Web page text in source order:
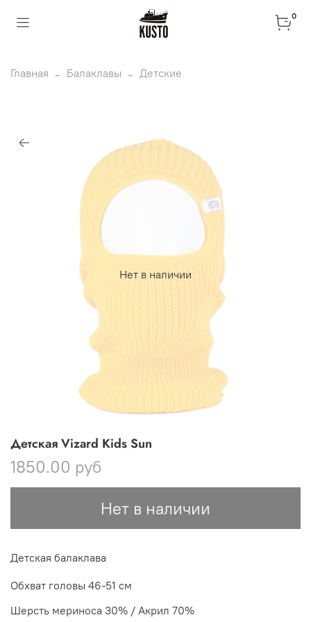
0
Главная Балаклавы Детские
Нет в наличии
Детская Vizard Kids Sun
1850.00 руб
Нет в наличии
Детская балаклава
Обхват головы 46-51 см
Шерсть мериноса 30% / Акрил 70%